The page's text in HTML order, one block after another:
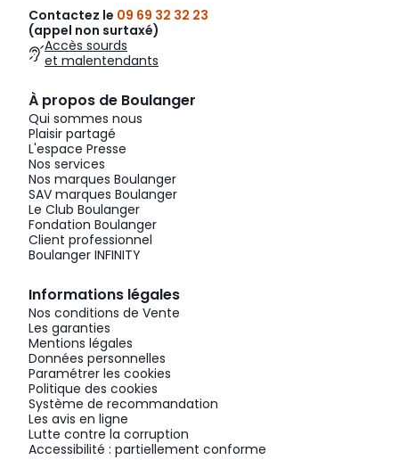
Contactez le 09 69 32 32 23
(appel non surtaxé)
Accès sourds
et malentendants
À propos de Boulanger
Qui sommes nous
Plaisir partagé
L'espace Presse
Nos services
Nos marques Boulanger
SAV marques Boulanger
Le Club Boulanger
Fondation Boulanger
Client professionnel
Boulanger INFINITY
Informations légales
Nos conditions de Vente
Les garanties
Mentions légales
Données personnelles
Paramétrer les cookies
Politique des cookies
Système de recommandation
Les avis en ligne
Lutte contre la corruption
Accessibilité : partiellement conforme